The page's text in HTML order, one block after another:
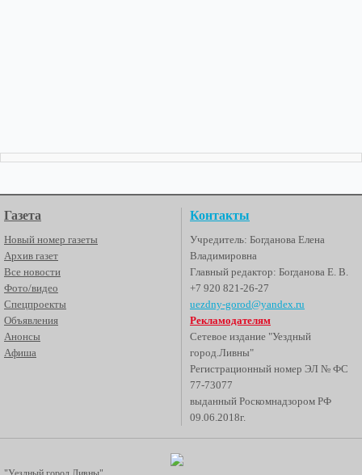
Газета
Новый номер газеты
Архив газет
Все новости
Фото/видео
Спецпроекты
Объявления
Анонсы
Афиша
Контакты
Учредитель: Богданова Елена
Владимировна
Главный редактор: Богданова Е. В.
+7 920 821-26-27
uezdny-gorod@yandex.ru
Рекламодателям
Сетевое издание "Уездный
город.Ливны"
Регистрационный номер ЭЛ № ФС
77-73077
выданный Роскомнадзором РФ
09.06.2018г.